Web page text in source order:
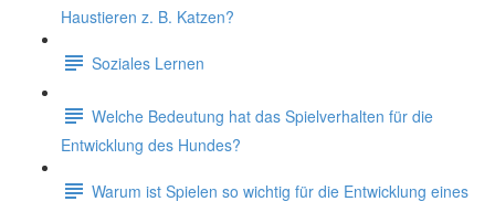
Haustieren z. B. Katzen?
Soziales Lernen
Welche Bedeutung hat das Spielverhalten für die
Entwicklung des Hundes?
Warum ist Spielen so wichtig für die Entwicklung eines